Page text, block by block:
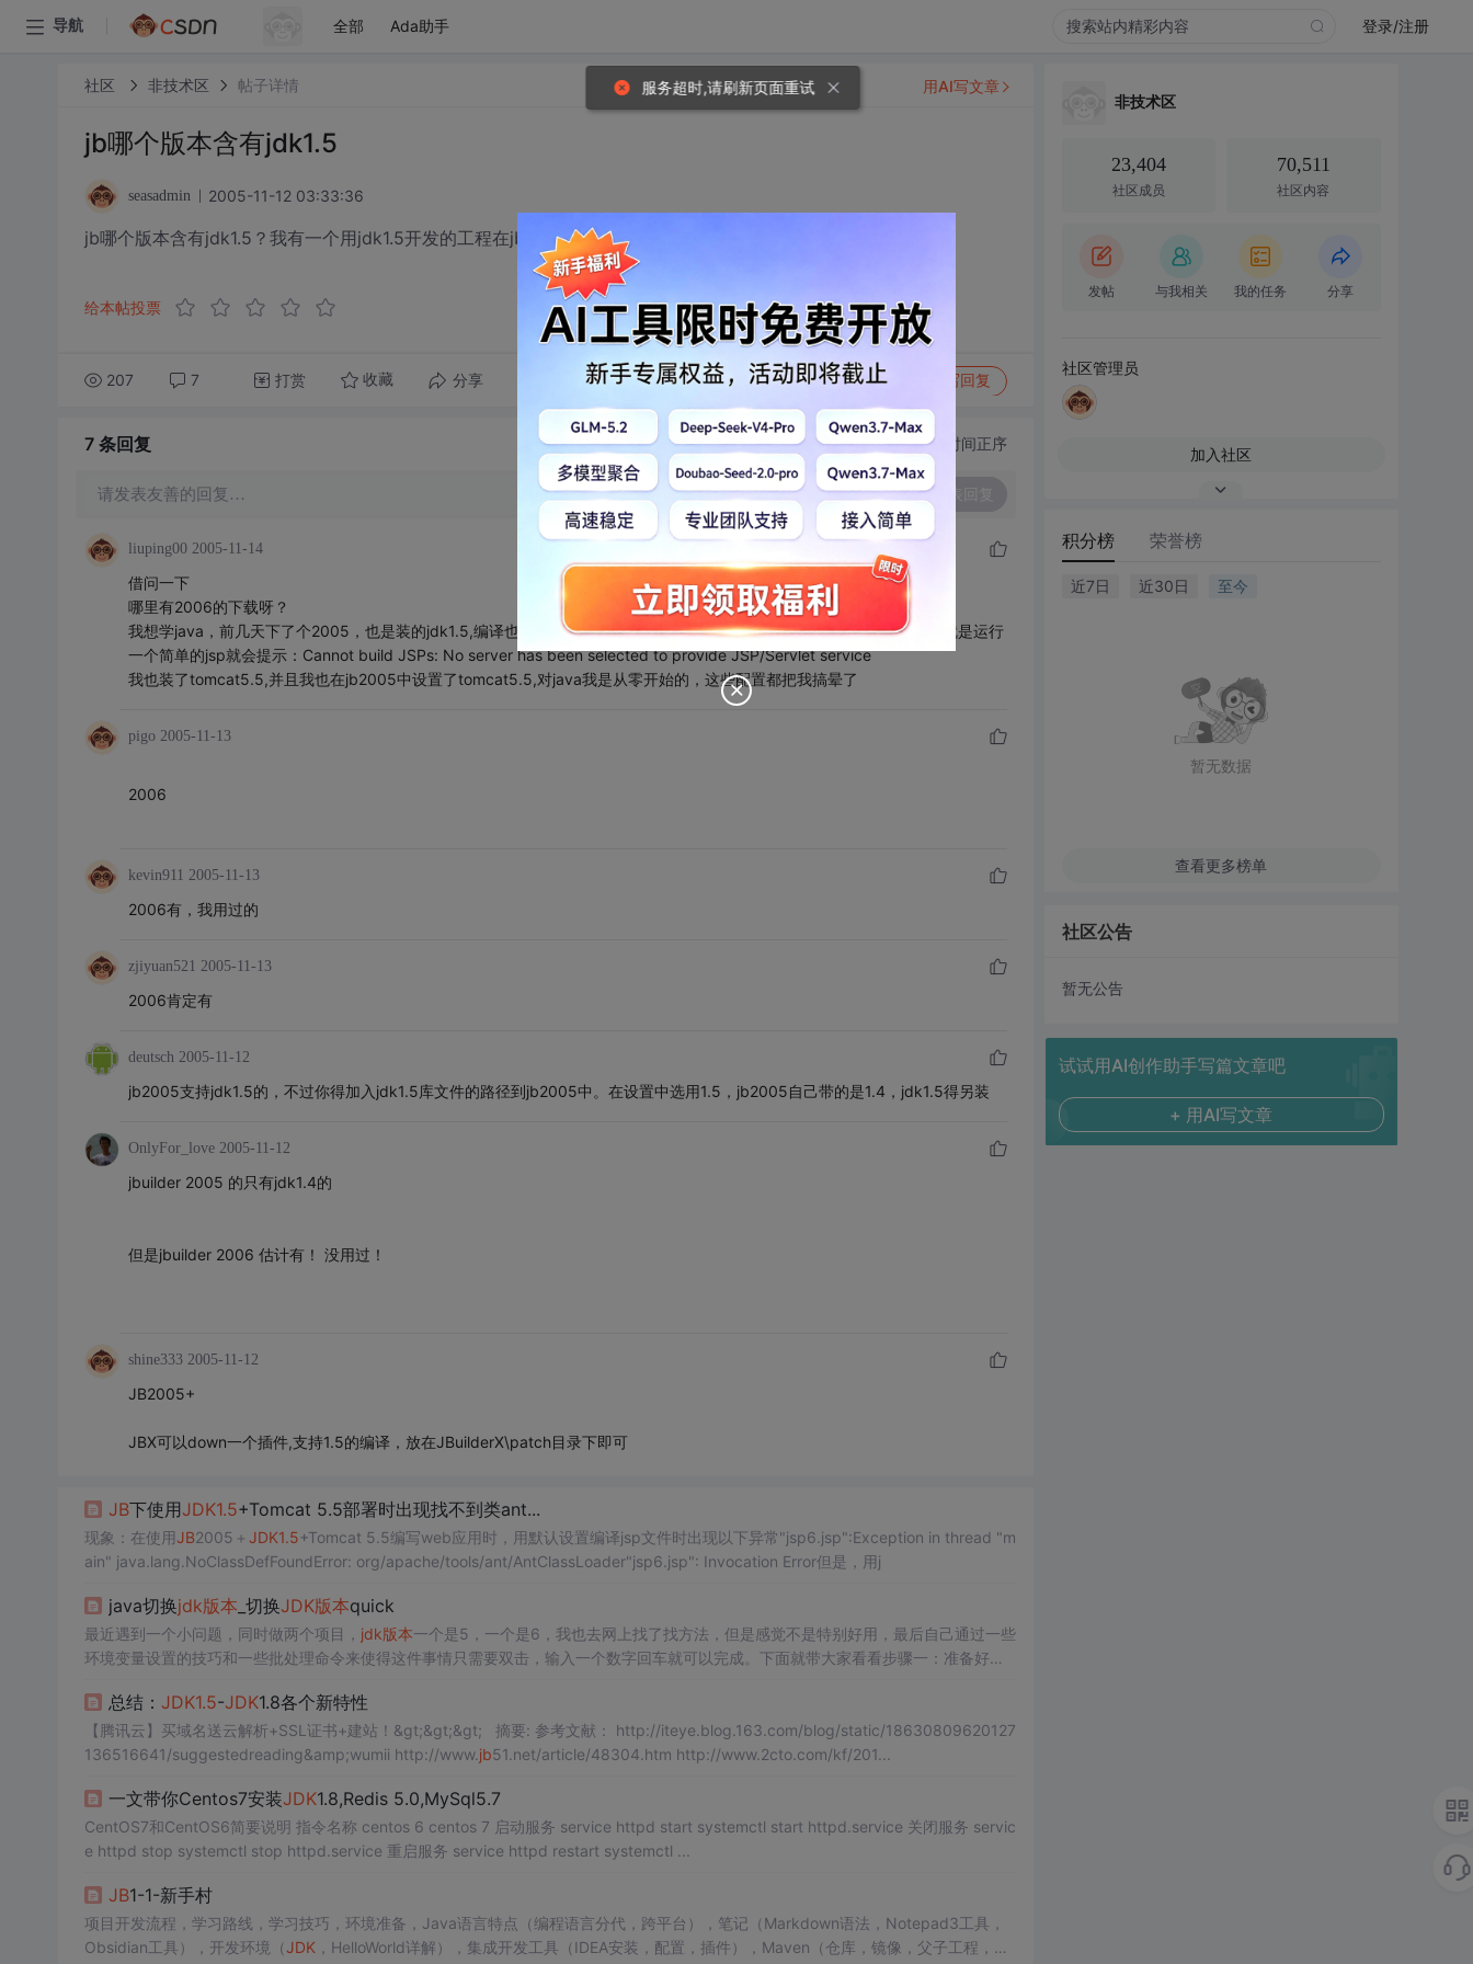
导航 全部 Ada助手 登录/注册
社区 非技术区 帖子详情
jb哪个版本含有jdk1.5
seasadmin 2005-11-12 03:33:36
jb哪个版本含有jdk1.5？我有一个用jdk1.5开发的工程在jbuilder x 中编译不能通过。
给本帖投票
207 7 打赏 收藏 分享 转发到动态 举报 写回复
用AI写文章
7 条回复 切换为时间正序
请发表友善的回复… 发表回复
liuping00 2005-11-14
借问一下
哪里有2006的下载呀？
我想学java，前几天下了个2005，也是装的jdk1.5,编译也有问题，我以为是我不会用，我自己在2005中也加入了jdk1.5,就是运行
一个简单的jsp就会提示：Cannot build JSPs: No server has been selected to provide JSP/Servlet service
我也装了tomcat5.5,并且我也在jb2005中设置了tomcat5.5,对java我是从零开始的，这些配置都把我搞晕了
pigo 2005-11-13
2006
kevin911 2005-11-13
2006有，我用过的
zjiyuan521 2005-11-13
2006肯定有
deutsch 2005-11-12
jb2005支持jdk1.5的，不过你得加入jdk1.5库文件的路径到jb2005中。在设置中选用1.5，jb2005自己带的是1.4，jdk1.5得另装
OnlyFor_love 2005-11-12
jbuilder 2005 的只有jdk1.4的
但是jbuilder 2006 估计有！ 没用过！
shine333 2005-11-12
JB2005+
JBX可以down一个插件,支持1.5的编译，放在JBuilderX\patch目录下即可
JB下使用JDK1.5+Tomcat 5.5部署时出现找不到类ant...
现象：在使用JB2005＋ JDK1.5+Tomcat 5.5编写web应用时，用默认设置编译jsp文件时出现以下异常"jsp6.jsp":Exception in thread "m
ain" java.lang.NoClassDefFoundError: org/apache/tools/ant/AntClassLoader"jsp6.jsp": Invocation Error但是，用j
java切换jdk版本 _切换JDK版本quick
最近遇到一个小问题，同时做两个项目， jdk版本一个是5，一个是6，我也去网上找了找方法，但是感觉不是特别好用，最后自己通过一些
环境变量设置的技巧和一些批处理命令来使得这件事情只需要双击，输入一个数字回车就可以完成。下面就带大家看看步骤一：准备好一
图估计平时需要在电脑点点点，而...
总结： JDK1.5-JDK1.8各个新特性
【腾讯云】买域名送云解析+SSL证书+建站！&gt;&gt;&gt; 摘要: 参考文献： http://iteye.blog.163.com/blog/static/18630809620127
136516641/suggestedreading&amp;wumii http://www. jb51.net/article/48304.htm http://www.2cto.com/kf/201...
一文带你Centos7安装JDK1.8,Redis 5.0,MySql5.7
CentOS7和CentOS6简要说明 指令名称 centos 6 centos 7 启动服务 service httpd start systemctl start httpd.service 关闭服务 servic
e httpd stop systemctl stop httpd.service 重启服务 service httpd restart systemctl ...
JB1-1-新手村
项目开发流程，学习路线，学习技巧，环境准备，Java语言特点（编程语言分代，跨平台），笔记（Markdown语法，Notepad3工具，
Obsidian工具），开发环境（JDK ，HelloWorld详解），集成开发工具（IDEA安装，配置，插件），Maven（仓库，镜像，父子工程，常
非技术区
23,404
社区成员
70,511
社区内容
发帖 与我相关 我的任务 分享
社区管理员
加入社区
积分榜 荣誉榜
近7日 近30日 至今
暂无数据
查看更多榜单
社区公告
暂无公告
试试用AI创作助手写篇文章吧
+ 用AI写文章
服务超时,请刷新页面重试